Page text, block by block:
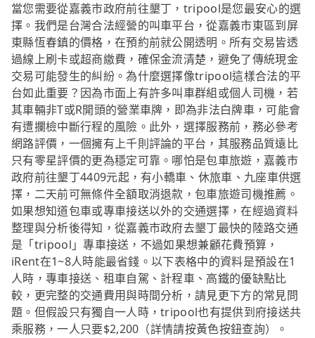
當您需要從嘉義市政府前往墾丁，tripool是您最安心的選
擇。我們是台灣合法經營的叫車平台，從嘉義市東區到屏
東縣恆春鎮的價格，在預約前就公開透明。所有交易皆透
過線上刷卡或超商繳費，確保金流清楚，避免了傳統現金
交易可能發生的糾紛。為什麼選擇像tripool這樣合法的平
台如此重要？因為市面上有許多叫車群組或個人司機，若
其車輛非T或R開頭的營業車牌，即為非法白牌車，可能會
有遭攔檢中斷行程的風險。此外，選擇服務前，務必參考
網路評價，一個擁有上千則評論的平台，其服務品質遠比
只有零星評價的更為穩定可靠。哪怕是包車旅遊，嘉義市
政府前往墾丁4409元起，有小轎車、休旅車、九座車供選
擇，二天前可無條件全額取消退款，包車旅遊司機推薦。
如果想知道包車或專車接送以外的交通選擇，在經過資料
整理與分析後得知，從嘉義市政府去墾丁最快的陸路交通
是「tripool」專車接送，不過如果想兼顧花費預算，
iRent在1~8人時能最省錢。以下表格中的資料是預設在1
人時，專車接送、租車自駕、計程車、高鐵的優缺點比
較，更完整的交通費用與時間分析，請見更下方的常見問
題。但假設只有獨自一人時，tripool也有提供到府接送共
乘服務，一人只要$2,200（詳情請按黃色按鈕查詢）。